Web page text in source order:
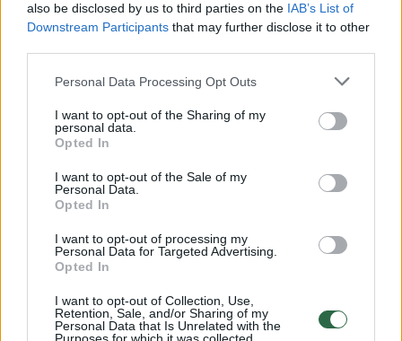
also be disclosed by us to third parties on the IAB’s List of
Downstream Participants that may further disclose it to other
Personal Data Processing Opt Outs
I want to opt-out of the Sharing of my
personal data.
Opted In
I want to opt-out of the Sale of my
Personal Data.
Opted In
I want to opt-out of processing my
Personal Data for Targeted Advertising.
Opted In
I want to opt-out of Collection, Use,
Retention, Sale, and/or Sharing of my
Personal Data that Is Unrelated with the
00:00:30
Vaizdai iš tragiškos avarijos Vilniaus r.: dviejų moterų ir
vaiko gyvybių išgelbėti nepavyko
Žinios | Lietuvos diena
00:00:57
Savaitės vidurys nusimato karštas: temperatūra kils iki
Žinios | Orai
00:00:59
Nufilmavo, kaip patvino Vilniaus Vakarinis aplinkkelis:
vaizdas pribloškia
Žinios | Lietuvos diena